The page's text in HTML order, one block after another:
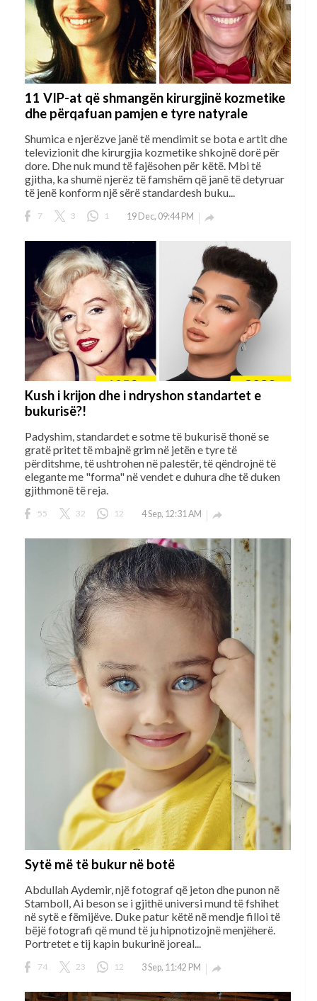
11 VIP-at që shmangën kirurgjinë kozmetike
dhe përqafuan pamjen e tyre natyrale
Shumica e njerëzve janë të mendimit se bota e artit dhe
televizionit dhe kirurgjia kozmetike shkojnë dorë për
dore. Dhe nuk mund të fajësohen për këtë. Mbi të
gjitha, ka shumë njerëz të famshëm që janë të detyruar
të jenë konform një sërë standardesh buku...
7 3 1 19 Dec, 09:44 PM 
Kush i krijon dhe i ndryshon standartet e
bukurisë?!
Padyshim, standardet e sotme të bukurisë thonë se
gratë pritet të mbajnë grim në jetën e tyre të
përditshme, të ushtrohen në palestër, të qëndrojnë të
elegante me "forma" në vendet e duhura dhe të duken
gjithmonë të reja.
55 32 12 4 Sep, 12:31 AM 
Sytë më të bukur në botë
Abdullah Aydemir, një fotograf që jeton dhe punon në
Stamboll, Ai beson se i gjithë universi mund të fshihet
në sytë e fëmijëve. Duke patur këtë në mendje filloi të
bëjë fotografi që mund të ju hipnotizojnë menjëherë.
Portretet e tij kapin bukurinë joreal...
74 23 12 3 Sep, 11:42 PM 